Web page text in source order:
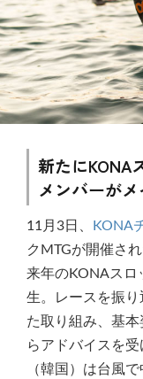
新たにKONA
メンバーが
11月3日、 KONA
クMTGが開催さ
来年のKONAスロ
生。レースを振
た取り組み、基
らアドバイスを
（韓国）は台風